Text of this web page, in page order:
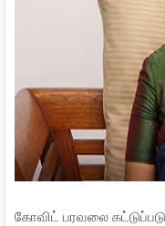
கோவிட் பரவலை